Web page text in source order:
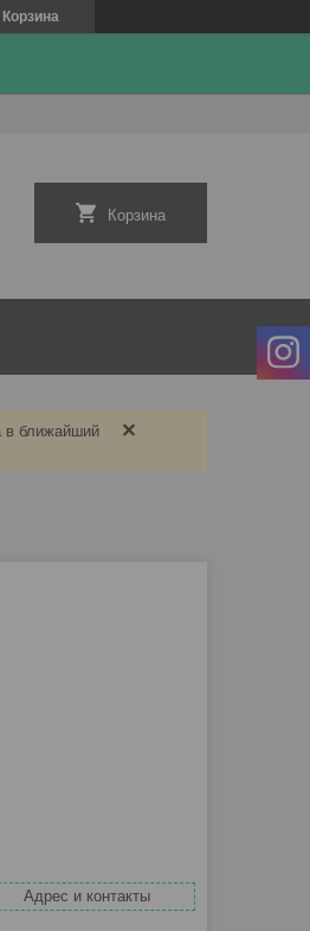
Корзина
Корзина
в ближайший
Адрес и контакты